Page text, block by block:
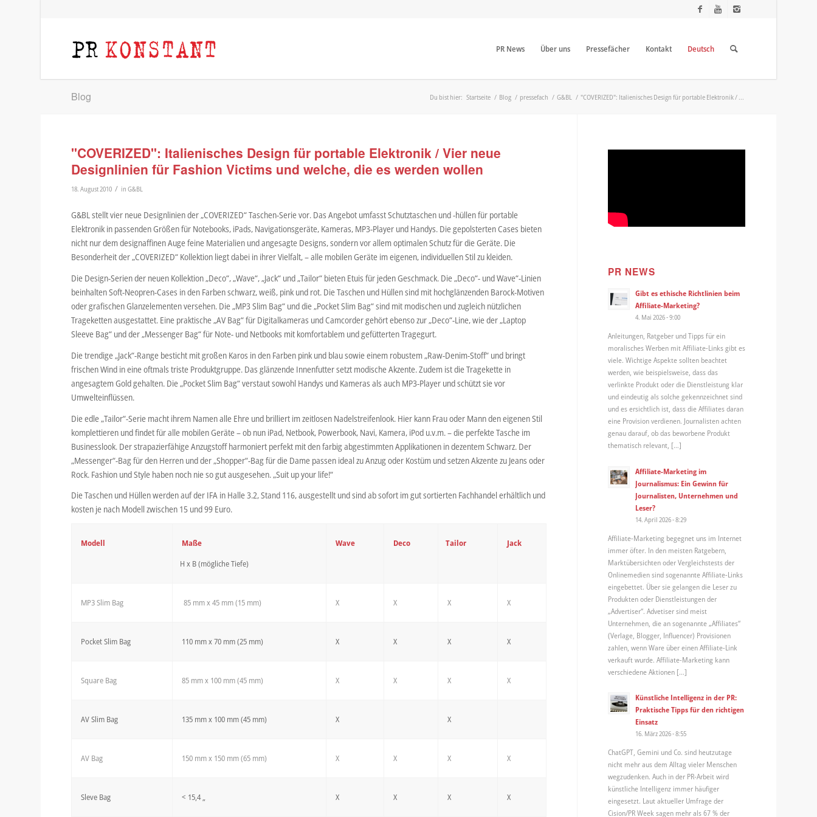
PR News Über uns Pressefächer Kontakt Deutsch
Blog Du bist hier: Startseite / Blog / pressefach / G&BL / "COVERIZED": Italienisches Design für portable Elektronik / ...
"COVERIZED": Italienisches Design für portable Elektronik / Vier neue
Designlinien für Fashion Victims und welche, die es werden wollen
18. August 2010 / inG&BL
G&BL stellt vier neue Designlinien der „COVERIZED“ Taschen-Serie vor. Das Angebot umfasst Schutztaschen und -hüllen für portable
Elektronik in passenden Größen für Notebooks, iPads, Navigationsgeräte, Kameras, MP3-Player und Handys. Die gepolsterten Cases bieten
nicht nur dem designaffinen Auge feine Materialien und angesagte Designs, sondern vor allem optimalen Schutz für die Geräte. Die
Besonderheit der „COVERIZED“ Kollektion liegt dabei in ihrer Vielfalt, – alle mobilen Geräte im eigenen, individuellen Stil zu kleiden.
Die Design-Serien der neuen Kollektion „Deco“, „Wave“, „Jack“ und „Tailor“ bieten Etuis für jeden Geschmack. Die „Deco“- und Wave“-Linien
beinhalten Soft-Neopren-Cases in den Farben schwarz, weiß, pink und rot. Die Taschen und Hüllen sind mit hochglänzenden Barock-Motiven
oder grafischen Glanzelementen versehen. Die „MP3 Slim Bag“ und die „Pocket Slim Bag“ sind mit modischen und zugleich nützlichen
Trageketten ausgestattet. Eine praktische „AV Bag“ für Digitalkameras und Camcorder gehört ebenso zur „Deco“-Line, wie der „Laptop
Sleeve Bag“ und der „Messenger Bag“ für Note- und Netbooks mit komfortablem und gefütterten Tragegurt.
Die trendige „Jack“-Range besticht mit großen Karos in den Farben pink und blau sowie einem robustem „Raw-Denim-Stoff“ und bringt
frischen Wind in eine oftmals triste Produktgruppe. Das glänzende Innenfutter setzt modische Akzente. Zudem ist die Tragekette in
angesagtem Gold gehalten. Die „Pocket Slim Bag“ verstaut sowohl Handys und Kameras als auch MP3-Player und schützt sie vor
Umwelteinflüssen.
Die edle „Tailor“-Serie macht ihrem Namen alle Ehre und brilliert im zeitlosen Nadelstreifenlook. Hier kann Frau oder Mann den eigenen Stil
komplettieren und findet für alle mobilen Geräte – ob nun iPad, Netbook, Powerbook, Navi, Kamera, iPod u.v.m. – die perfekte Tasche im
Businesslook. Der strapazierfähige Anzugstoff harmoniert perfekt mit den farbig abgestimmten Applikationen in dezentem Schwarz. Der
„Messenger“-Bag für den Herren und der „Shopper“-Bag für die Dame passen ideal zu Anzug oder Kostüm und setzen Akzente zu Jeans oder
Rock. Fashion und Style haben noch nie so gut ausgesehen. „Suit up your life!“
Die Taschen und Hüllen werden auf der IFA in Halle 3.2, Stand 116, ausgestellt und sind ab sofort im gut sortierten Fachhandel erhältlich und
kosten je nach Modell zwischen 15 und 99 Euro.
Modell
Maße
H x B (mögliche Tiefe)
Wave Deco Tailor Jack
MP3 Slim Bag 85 mm x 45 mm (15 mm) X X X X
Pocket Slim Bag 110 mm x 70 mm (25 mm) X X X X
Square Bag 85 mm x 100 mm (45 mm) X X X X
AV Slim Bag 135 mm x 100 mm (45 mm) X X
AV Bag 150 mm x 150 mm (65 mm) X X X X
Sleve Bag < 15,4 „ X X X X
PR NEWS
Gibt es ethische Richtlinien beim
Affiliate-Marketing?
4. Mai 2026 - 9:00
Anleitungen, Ratgeber und Tipps für ein
moralisches Werben mit Affiliate-Links gibt es
viele. Wichtige Aspekte sollten beachtet
werden, wie beispielsweise, dass das
verlinkte Produkt oder die Dienstleistung klar
und eindeutig als solche gekennzeichnet sind
und es ersichtlich ist, dass die Affiliates daran
eine Provision verdienen. Journalisten achten
genau darauf, ob das beworbene Produkt
thematisch relevant, […]
Affiliate-Marketing im
Journalismus: Ein Gewinn für
Journalisten, Unternehmen und
Leser?
14. April 2026 - 8:29
Affiliate-Marketing begegnet uns im Internet
immer öfter. In den meisten Ratgebern,
Marktübersichten oder Vergleichstests der
Onlinemedien sind sogenannte Affiliate-Links
eingebettet. Über sie gelangen die Leser zu
Produkten oder Dienstleistungen der
„Advertiser“. Advetiser sind meist
Unternehmen, die an sogenannte „Affiliates“
(Verlage, Blogger, Influencer) Provisionen
zahlen, wenn Ware über einen Affiliate-Link
verkauft wurde. Affiliate-Marketing kann
verschiedene Aktionen […]
Künstliche Intelligenz in der PR:
Praktische Tipps für den richtigen
Einsatz
16. März 2026 - 8:55
ChatGPT, Gemini und Co. sind heutzutage
nicht mehr aus dem Alltag vieler Menschen
wegzudenken. Auch in der PR-Arbeit wird
künstliche Intelligenz immer häufiger
eingesetzt. Laut aktueller Umfrage der
Cision/PR Week sagen mehr als 67 % der